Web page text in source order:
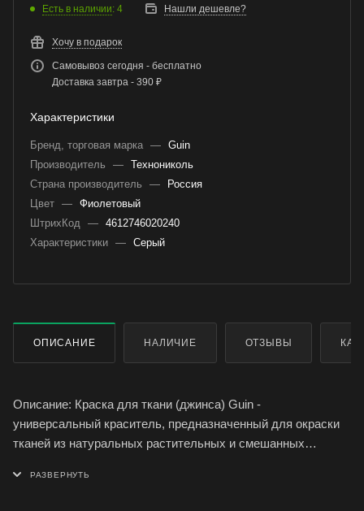
Есть в наличии: 4 Нашли дешевле?
Хочу в подарок
Самовывоз сегодня - бесплатно
Доставка завтра - 390 ₽
Характеристики
Бренд, торговая марка — Guin
Производитель
— Технониколь
Страна производитель
—
Россия
Цвет — Фиолетовый
ШтрихКод — 4612746020240
Характеристики — Серый
ОПИСАНИЕ НАЛИЧИЕ ОТЗЫВЫ
Описание: Краска для ткани (джинса) Guin -
универсальный краситель, предназначенный для окраски
тканей из натуральных растительных и смешанных
вискозы.